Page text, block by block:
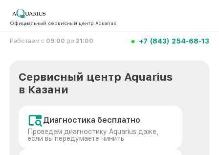
Официальный сервисный центр Aquarius
Работаем с 09:00 до 21:00 +7 (843) 254-68-13
Сервисный центр Aquarius
в Казани
Диагностика бесплатно
Проведем диагностику Aquarius даже,
если вы передумаете чинить